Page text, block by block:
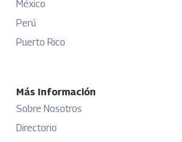
México
Perú
Puerto Rico
Más Información
Sobre Nosotros
Directorio